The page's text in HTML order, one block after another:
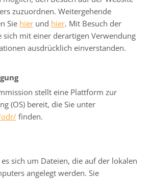
zuzuordnen. Weitergehende
Sie hier und hier. Mit Besuch der
sich mit einer derartigen Verwendung
ausdrücklich einverstanden.
stellt eine Plattform zur
(OS) bereit, die Sie unter
odr/ finden.
sich um Dateien, die auf der lokalen
angelegt werden. Sie